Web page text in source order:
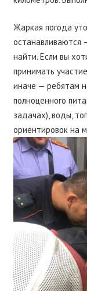
Жаркая погода
останавливаются
найти. Если вы
принимать
иначе — ребятам
полноценного
задачах), воды,
ориентировок на